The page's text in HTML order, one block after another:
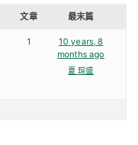
文章 最末篇
1
10 years, 8
months ago
夏 琮盛